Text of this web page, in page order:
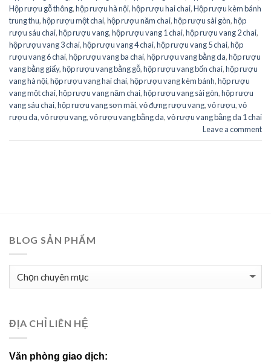
Hộp rượu gỗ thông,hộp rượu hà nội,hộp rượu hai chai,Hộp rượu kèm bánh
trung thu,hộp rượu một chai,hộp rượu năm chai,hộp rượu sài gòn,hộp
rượu sáu chai,hộp rượu vang,hộp rượu vang 1 chai,hộp rượu vang 2 chai,
hộp rượu vang 3 chai,hộp rượu vang 4 chai,hộp rượu vang 5 chai,hộp
rượu vang 6 chai,hộp rượu vang ba chai,hộp rượu vang bằng da,hộp rượu
vang bằng giấy,hộp rượu vang bằng gỗ,hộp rượu vang bốn chai,hộp rượu
vang hà nội,hộp rượu vang hai chai,hộp rượu vang kèm bánh,hộp rượu
vang một chai,hộp rượu vang năm chai,hộp rượu vang sài gòn,hộp rượu
vang sáu chai,hộp rượu vang sơn mài,vỏ đựng rượu vang,vỏ rượu,vỏ
rượu da,vỏ rượu vang,vỏ rượu vang bằng da,vỏ rượu vang bằng da 1 chai
Leave a comment
BLOG SẢN PHẨM
BLOG
SẢN
ĐỊA CHỈ LIÊN HỆ
Văn phòng giao dịch: